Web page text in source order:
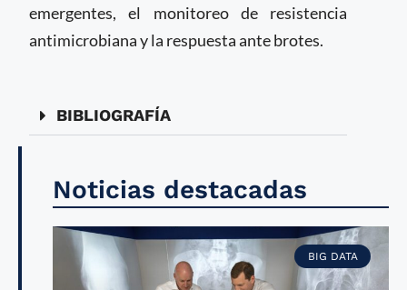
emergentes, el monitoreo de resistencia
antimicrobiana y la respuesta ante brotes.
BIBLIOGRAFÍA
Noticias destacadas
BIG DATA